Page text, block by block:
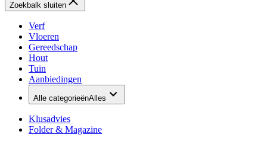
Zoekbalk sluiten
Verf
Vloeren
Gereedschap
Hout
Tuin
Aanbiedingen
Alle categorieënAlles
Klusadvies
Folder & Magazine